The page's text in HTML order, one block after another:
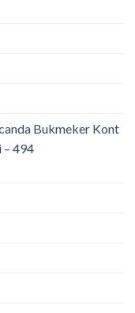
Bukmeker Kont
– 494